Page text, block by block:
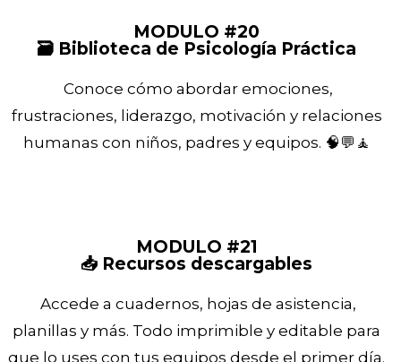
MODULO #20
🗃️ Biblioteca de Psicología Práctica
Conoce cómo abordar emociones,
frustraciones, liderazgo, motivación y relaciones
humanas con niños, padres y equipos. 🧠💬🧘
MODULO #21
📥 Recursos descargables
Accede a cuadernos, hojas de asistencia,
planillas y más. Todo imprimible y editable para
que lo uses con tus equipos desde el primer día.